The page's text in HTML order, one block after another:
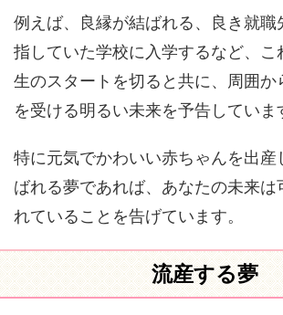
例えば、良縁が結ばれる、良き就職
指していた学校に入学するなど、こ
生のスタートを切ると共に、周囲か
を受ける明るい未来を予告していま
特に元気でかわいい赤ちゃんを出産
ばれる夢であれば、あなたの未来は
れていることを告げています。
流産する夢